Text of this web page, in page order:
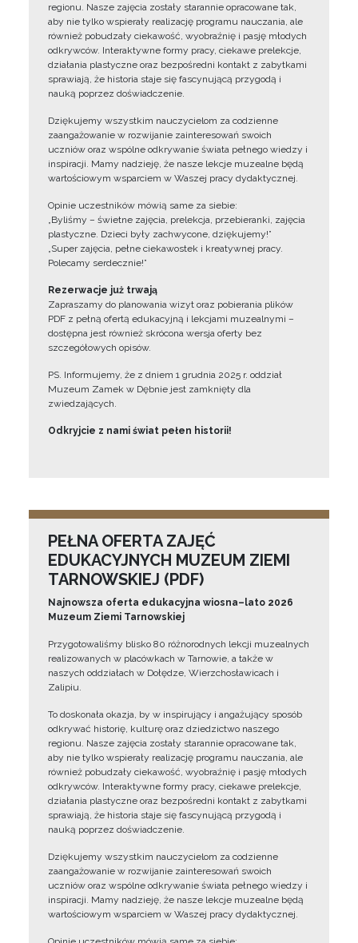
regionu. Nasze zajęcia zostały starannie opracowane tak,
aby nie tylko wspierały realizację programu nauczania, ale
również pobudzały ciekawość, wyobraźnię i pasję młodych
odkrywców. Interaktywne formy pracy, ciekawe prelekcje,
działania plastyczne oraz bezpośredni kontakt z zabytkami
sprawiają, że historia staje się fascynującą przygodą i
nauką poprzez doświadczenie.
Dziękujemy wszystkim nauczycielom za codzienne
zaangażowanie w rozwijanie zainteresowań swoich
uczniów oraz wspólne odkrywanie świata pełnego wiedzy i
inspiracji. Mamy nadzieję, że nasze lekcje muzealne będą
wartościowym wsparciem w Waszej pracy dydaktycznej.
Opinie uczestników mówią same za siebie:
„Byliśmy – świetne zajęcia, prelekcja, przebieranki, zajęcia
plastyczne. Dzieci były zachwycone, dziękujemy!”
„Super zajęcia, pełne ciekawostek i kreatywnej pracy.
Polecamy serdecznie!”
Rezerwacje już trwają
Zapraszamy do planowania wizyt oraz pobierania plików
PDF z pełną ofertą edukacyjną i lekcjami muzealnymi –
dostępna jest również skrócona wersja oferty bez
szczegółowych opisów.
PS. Informujemy, że z dniem 1 grudnia 2025 r. oddział
Muzeum Zamek w Dębnie jest zamknięty dla
zwiedzających.
Odkryjcie z nami świat pełen historii!
PEŁNA OFERTA ZAJĘĆ
EDUKACYJNYCH MUZEUM ZIEMI
TARNOWSKIEJ (PDF)
Najnowsza oferta edukacyjna wiosna–lato 2026
Muzeum Ziemi Tarnowskiej
Przygotowaliśmy blisko 80 różnorodnych lekcji muzealnych
realizowanych w placówkach w Tarnowie, a także w
naszych oddziałach w Dołędze, Wierzchosławicach i
Zalipiu.
To doskonała okazja, by w inspirujący i angażujący sposób
odkrywać historię, kulturę oraz dziedzictwo naszego
regionu. Nasze zajęcia zostały starannie opracowane tak,
aby nie tylko wspierały realizację programu nauczania, ale
również pobudzały ciekawość, wyobraźnię i pasję młodych
odkrywców. Interaktywne formy pracy, ciekawe prelekcje,
działania plastyczne oraz bezpośredni kontakt z zabytkami
sprawiają, że historia staje się fascynującą przygodą i
nauką poprzez doświadczenie.
Dziękujemy wszystkim nauczycielom za codzienne
zaangażowanie w rozwijanie zainteresowań swoich
uczniów oraz wspólne odkrywanie świata pełnego wiedzy i
inspiracji. Mamy nadzieję, że nasze lekcje muzealne będą
wartościowym wsparciem w Waszej pracy dydaktycznej.